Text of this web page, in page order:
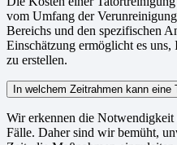
vom Umfang der
Bereichs und den spezifischen
Einschätzung ermöglicht es
zu erstellen.
In welchem Zeitrahmen kann eine
Wir erkennen die Notwendigkeit
Fälle. Daher sind wir bemüht,